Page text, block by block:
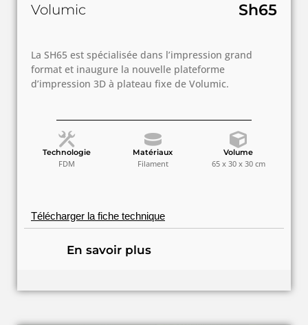
Volumic Sh65
La SH65 est spécialisée dans l’impression grand
format et inaugure la nouvelle plateforme
d’impression 3D à plateau fixe de Volumic.
Technologie
FDM
Matériaux
Filament
Volume
65 x 30 x 30 cm
Télécharger la fiche technique
En savoir plus